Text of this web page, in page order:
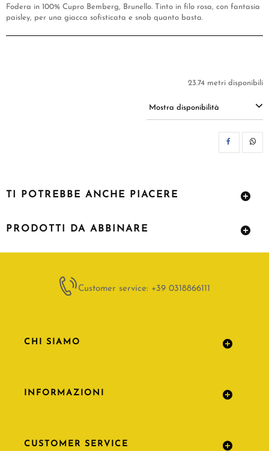
Fodera in 100% Cupro Bemberg, Brunello. Tinto in filo rosa, con fantasia
paisley, per una giacca sofisticata e snob quanto basta.
23.74 metri disponibili
Mostra disponibilità
TI POTREBBE ANCHE PIACERE
PRODOTTI DA ABBINARE
Customer service: +39 0318866111
CHI SIAMO
INFORMAZIONI
CUSTOMER SERVICE